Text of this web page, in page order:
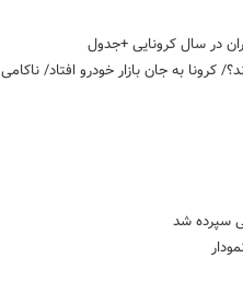
در سال کرونایی +جدول
کرونا به جان بازار خودرو افتاد/ ناکامی
سپرده شد